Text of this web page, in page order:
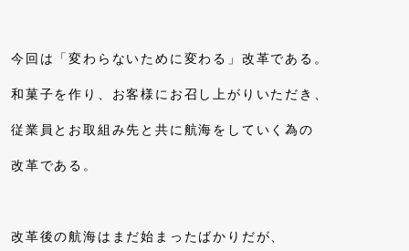
今回は「変わらないために変わる」改革である。
和菓子を作り、お客様にお召し上がりいただき、
従業員とお取組み先と共に航海をしていく為の
改革である。
改革後の航海はまだ始まったばかりだが、